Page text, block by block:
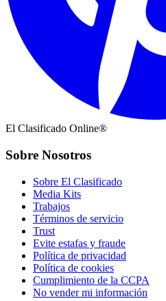
El Clasificado Online®
Sobre Nosotros
Sobre El Clasificado
Media Kits
Trabajos
Términos de servicio
Trust
Evite estafas y fraude
Política de privacidad
Política de cookies
Cumplimiento de la CCPA
No vender mi información